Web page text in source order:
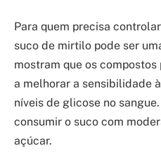
Para quem precisa
suco de mirtilo pode ser
mostram que os
a melhorar a sensibilidade
níveis de glicose no
consumir o suco com
açúcar.